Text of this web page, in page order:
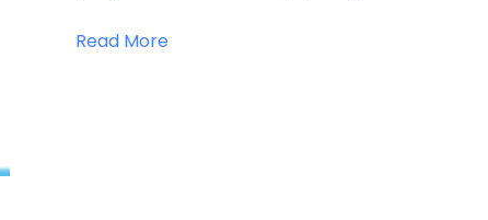
Read More